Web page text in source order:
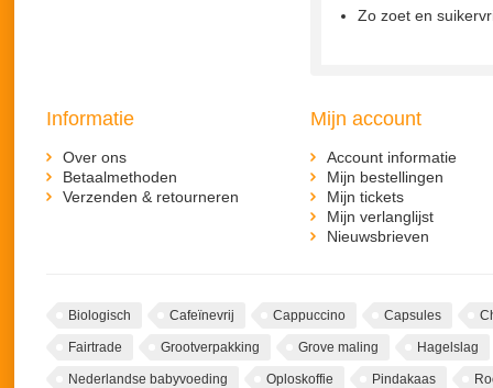
Zo zoet en
Informatie
Over ons
Betaalmethoden
Verzenden & retourneren
Mijn account
Account informatie
Mijn bestellingen
Mijn tickets
Mijn verlanglijst
Nieuwsbrieven
Biologisch Cafeïnevrij Cappuccino Capsules
Fairtrade Grootverpakking Grove maling Hagelslag
Nederlandse babyvoeding Oploskoffie Pindakaas